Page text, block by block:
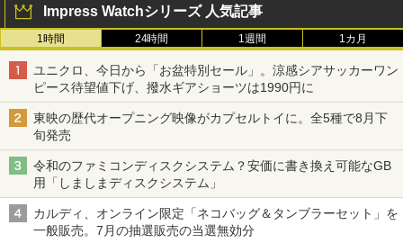
Impress Watchシリーズ 人気記事
1時間 24時間 1週間 1カ月
ユニクロ、今日から「お盆特別セール」。涼感シアサッカーワン
ピース待望値下げ、撥水ギアショーツは1990円に
東映の歴代オープニング映像がカプセルトイに。全5種で8月下
旬発売
令和のファミコンディスクシステム？安価に書き換え可能なGB
用「しましまディスクシステム」
カルディ、オンライン限定「ネコバッグ＆タンブラーセット」を
一般販売。7月の抽選販売の当選無効分